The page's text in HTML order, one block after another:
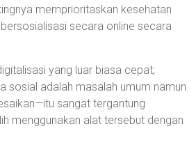
memprioritaskan kesehatan
secara online secara
yang luar biasa cepat;
sosial adalah masalah umum namun
sangat tergantung
menggunakan alat tersebut dengan